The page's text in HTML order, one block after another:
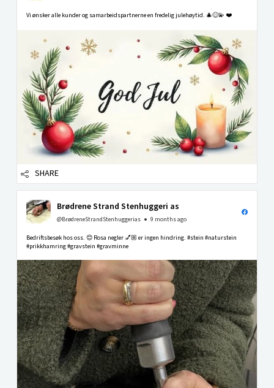
Vi ønsker alle kunder og samarbeidspartnerne en fredelig julehøytid. 🎄😊💫 ❤️
SHARE
Brødrene Strand Stenhuggeri as
@BrødreneStrandStenhuggerias 9 months ago
Bedriftsbesøk hos oss. 😊 Rosa negler 💅🏼 er ingen hindring. #stein #naturstein
#prikkhamring #gravstein #gravminne